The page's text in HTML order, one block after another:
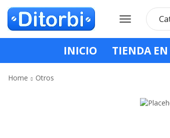
INICIO TIENDA
Home Otros